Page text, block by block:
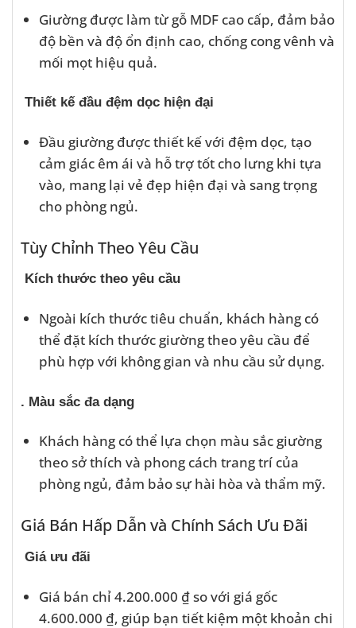
Giường được làm từ gỗ MDF cao cấp, đảm bảo
độ bền và độ ổn định cao, chống cong vênh và
mối mọt hiệu quả.
Thiết kế đầu đệm dọc hiện đại
Đầu giường được thiết kế với đệm dọc, tạo
cảm giác êm ái và hỗ trợ tốt cho lưng khi tựa
vào, mang lại vẻ đẹp hiện đại và sang trọng
cho phòng ngủ.
Tùy Chỉnh Theo Yêu Cầu
Kích thước theo yêu cầu
Ngoài kích thước tiêu chuẩn, khách hàng có
thể đặt kích thước giường theo yêu cầu để
phù hợp với không gian và nhu cầu sử dụng.
. Màu sắc đa dạng
Khách hàng có thể lựa chọn màu sắc giường
theo sở thích và phong cách trang trí của
phòng ngủ, đảm bảo sự hài hòa và thẩm mỹ.
Giá Bán Hấp Dẫn và Chính Sách Ưu Đãi
Giá ưu đãi
Giá bán chỉ 4.200.000 ₫ so với giá gốc
4.600.000 ₫, giúp bạn tiết kiệm một khoản chi